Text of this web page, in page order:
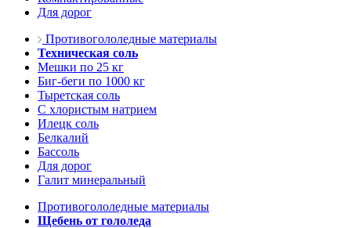
Для дорог
Противогололедные материалы
Техническая соль
Мешки по 25 кг
Биг-беги по 1000 кг
Тыретская соль
С хлористым натрием
Илецк соль
Белкалий
Бассоль
Для дорог
Галит минеральный
Противогололедные материалы
Щебень от гололеда